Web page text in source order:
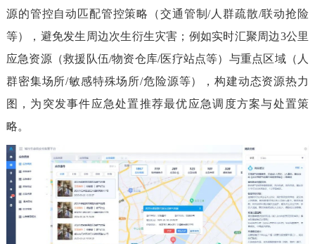
源的管控自动匹配管控策略（交通管制/人群疏散/联动抢险
等），避免发生周边次生衍生灾害；例如实时汇聚周边3公里
应急资源（救援队伍/物资仓库/医疗站点等）与重点区域（人
群密集场所/敏感特殊场所/危险源等），构建动态资源热力
图，为突发事件应急处置推荐最优应急调度方案与处置策
略。